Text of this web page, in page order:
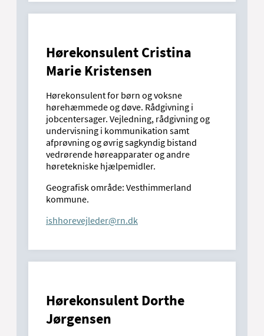
Hørekonsulent Cristina
Marie Kristensen
Hørekonsulent for børn og voksne
hørehæmmede og døve. Rådgivning i
jobcentersager. Vejledning, rådgivning og
undervisning i kommunikation samt
afprøvning og øvrig sagkyndig bistand
vedrørende høreapparater og andre
høretekniske hjælpemidler.
Geografisk område: Vesthimmerland
kommune.
ishhorevejleder@rn.dk
Hørekonsulent Dorthe
Jørgensen